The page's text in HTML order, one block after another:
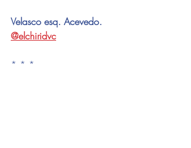
Velasco esq. Acevedo.
@elchiridvc
* * *